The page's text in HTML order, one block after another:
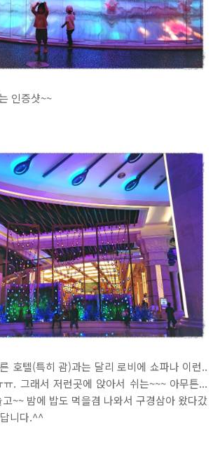
인증샷~~
호텔(특히 괌)과는 달리 로비에 쇼파나 이런..
ㅠ. 그래서 저런곳에 앉아서 쉬는~~~ 아무튼...
~~ 밤에 밥도 먹을겸 나와서 구경삼아 왔다갔
니다.^^